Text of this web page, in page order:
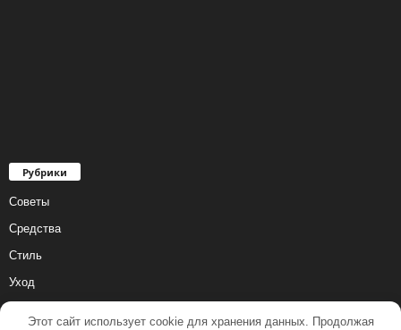
Рубрики
Советы
Средства
Стиль
Уход
Этот сайт использует cookie для хранения данных. Продолжая